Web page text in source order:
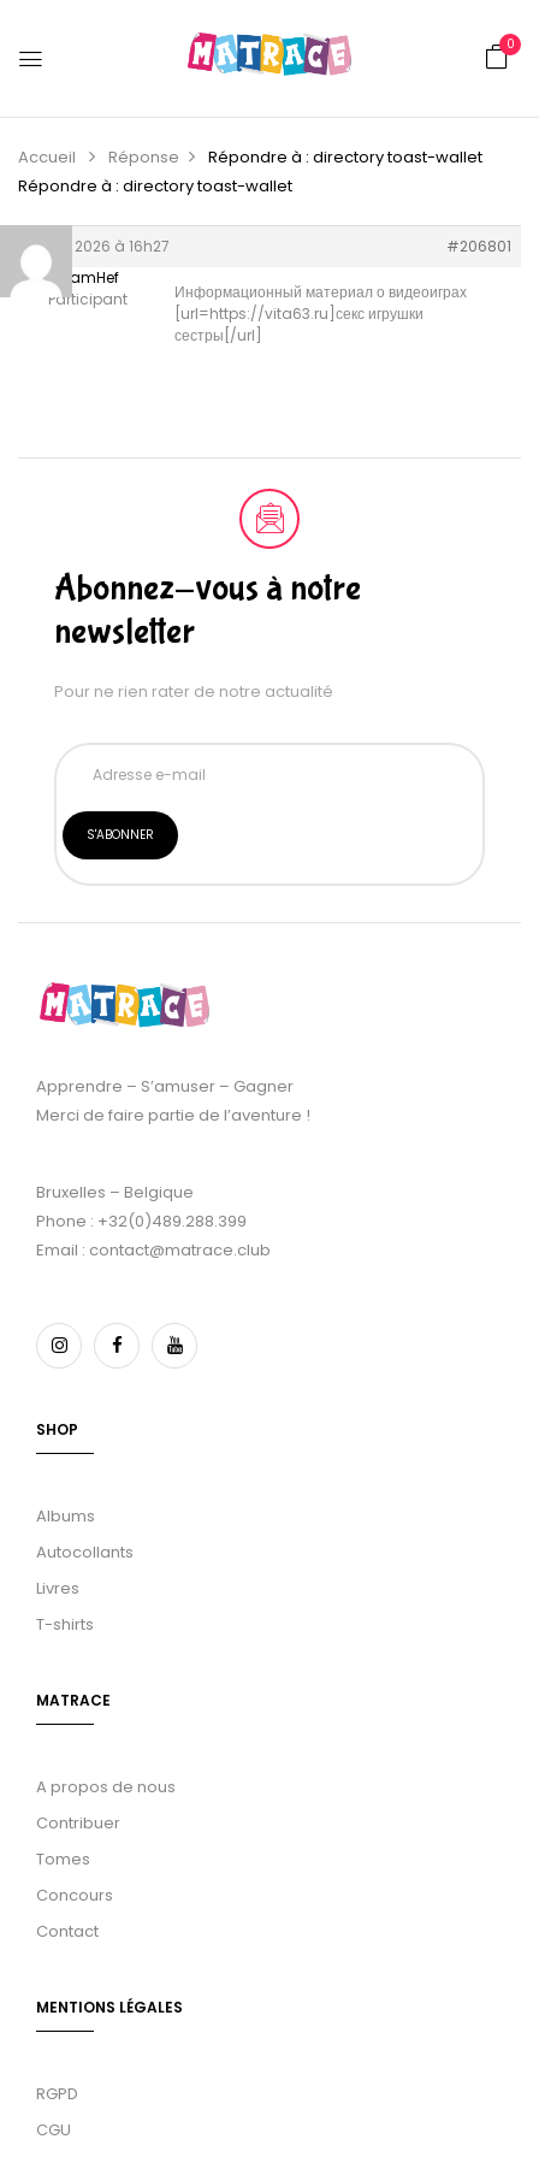
0
Accueil Réponse
Répondre à : directory toast-wallet
Répondre à : directory toast-wallet
13 juin 2026 à 16h27
#206801
WilliamHef
Participant
Информационный материал о видеоиграх
[url=https://vita63.ru]секс игрушки
сестры[/url]
Abonnez-vous à notre
newsletter
Pour ne rien rater de notre actualité
Apprendre – S’amuser – Gagner
Merci de faire partie de l’aventure !
Bruxelles – Belgique
Phone : +32(0)489.288.399
Email : contact@matrace.club
SHOP
Albums
Autocollants
Livres
T-shirts
MATRACE
A propos de nous
Contribuer
Tomes
Concours
Contact
MENTIONS LÉGALES
RGPD
CGU